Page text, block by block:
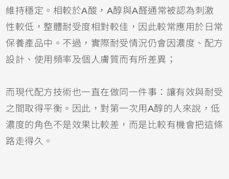
維持穩定。相較於A酸，A醇與A醛通常被認為刺激
性較低，整體耐受度相對較佳，因此較常應用於日常
保養產品中。不過，實際耐受情況仍會因濃度、配方
設計、使用頻率及個人膚質而有所差異；
而現代配方技術也一直在做同一件事：讓有效與耐受
之間取得平衡。因此，對第一次用A醇的人來說，低
濃度的角色不是效果比較差，而是比較有機會把這條
路走得久。